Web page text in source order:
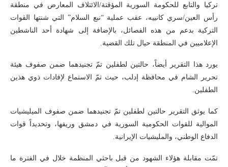
تركيا والتابع للحكومة السورية المؤقتة/الائتلاف المعارض في منطقة
رأس العين/سري كانييه، عقب عملية “نبع السلام” التي شنتها القوات
التركية بدعم من هذه الفصائل، بالإضافة إلى شهادة أحد الناشطين
الإعلاميين في المنطقة حيال تلك القضية.
يورد هذا التقرير أيضاً، حالتين لطفلين تمّ تجنيدهما ضمن صفوف هيئة
تحرير الشام في محافظة إدلب، حيث تمّ الاستماع لإفادات ذوي هذين
الطفلين.
كما يوثق التقرير حالتين لطفلين تمّ تجنيدهما ضمن صفوف الميليشيات
الموالية للقوات الحكومية السورية في دمشق وريفها، وتحديداً قوات
الدفاع الوطني، والمليشيات الإيرانية.
تمّت مقابلة هؤلاء الشهود من قبل باحثي المنظمة خلال في الفترة ما